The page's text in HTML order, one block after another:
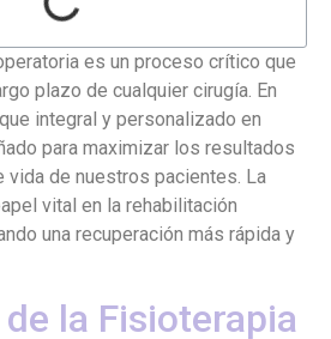
es un proceso crítico que
plazo de cualquier cirugía. En
integral y personalizado en
para maximizar los resultados
vida de nuestros pacientes. La
vital en la rehabilitación
una recuperación más rápida y
la Fisioterapia